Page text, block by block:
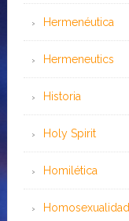
Hermenéutica
Hermeneutics
Historia
Holy Spirit
Homilética
Homosexualidad